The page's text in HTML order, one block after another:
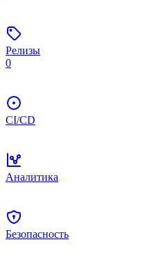
Релизы
0
CI/CD
Аналитика
Безопасность